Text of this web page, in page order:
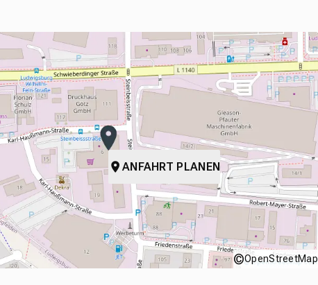
ANFAHRT PLANEN
©OpenStreetMap